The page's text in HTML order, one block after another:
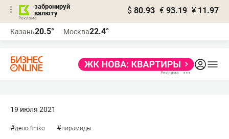
забронируй
валюту
$ 80.93 € 93.19 ¥ 11.97
Казань20.5° Москва22.4°
19 июля 2021
#дело finiko #пирамиды